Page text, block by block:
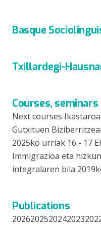
Basque
Txillardegi-
Courses,
Next courses
Gutxituen
2025ko urriak 16 - 17
Immigrazioa eta
integralaren bila
Publications